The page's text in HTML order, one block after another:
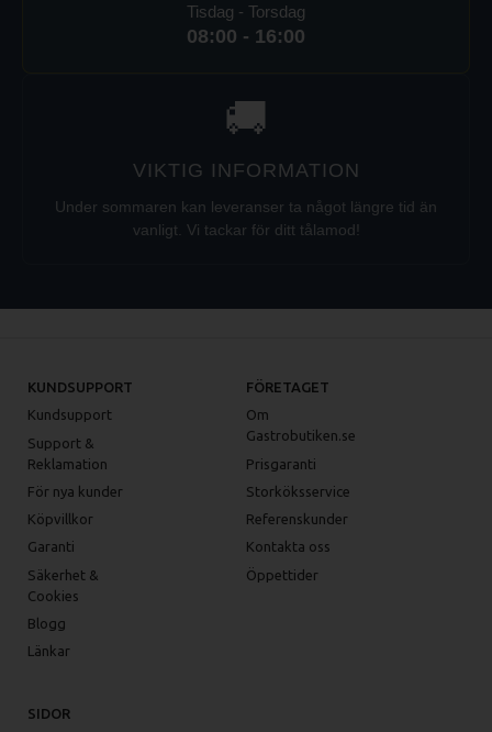
Tisdag - Torsdag
08:00 - 16:00
🚚
VIKTIG INFORMATION
Under sommaren kan leveranser ta något längre tid än
vanligt. Vi tackar för ditt tålamod!
KUNDSUPPORT
Kundsupport
Support &
Reklamation
För nya kunder
Köpvillkor
Garanti
Säkerhet &
Cookies
Blogg
Länkar
FÖRETAGET
Om
Gastrobutiken.se
Prisgaranti
Storköksservice
Referenskunder
Kontakta oss
Öppettider
SIDOR